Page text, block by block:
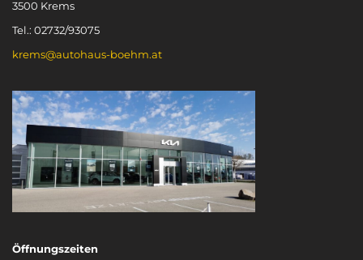
3500 Krems
Tel.: 02732/93075
krems@autohaus-boehm.at
Öffnungszeiten